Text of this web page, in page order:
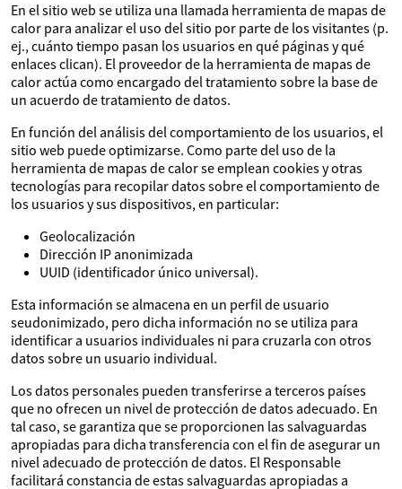
En el sitio web se utiliza una llamada herramienta de mapas de
calor para analizar el uso del sitio por parte de los visitantes (p.
ej., cuánto tiempo pasan los usuarios en qué páginas y qué
enlaces clican). El proveedor de la herramienta de mapas de
calor actúa como encargado del tratamiento sobre la base de
un acuerdo de tratamiento de datos.
En función del análisis del comportamiento de los usuarios, el
sitio web puede optimizarse. Como parte del uso de la
herramienta de mapas de calor se emplean cookies y otras
tecnologías para recopilar datos sobre el comportamiento de
los usuarios y sus dispositivos, en particular:
Geolocalización
Dirección IP anonimizada
UUID (identificador único universal).
Esta información se almacena en un perfil de usuario
seudonimizado, pero dicha información no se utiliza para
identificar a usuarios individuales ni para cruzarla con otros
datos sobre un usuario individual.
Los datos personales pueden transferirse a terceros países
que no ofrecen un nivel de protección de datos adecuado. En
tal caso, se garantiza que se proporcionen las salvaguardas
apropiadas para dicha transferencia con el fin de asegurar un
nivel adecuado de protección de datos. El Responsable
facilitará constancia de estas salvaguardas apropiadas a